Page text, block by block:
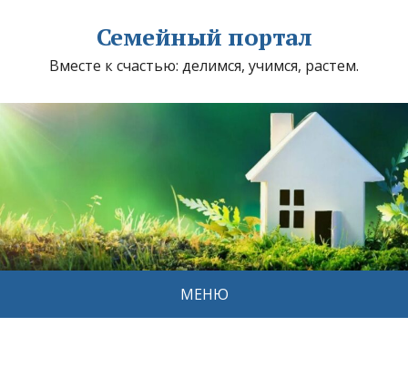
Семейный портал
Вместе к счастью: делимся, учимся, растем.
МЕНЮ